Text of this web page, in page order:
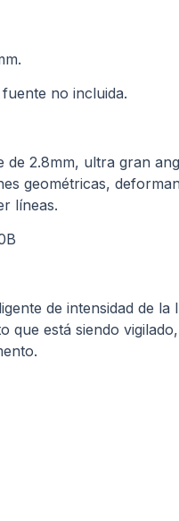
no incluida.
de 2.8mm, ultra gran
geométricas,
líneas.
de intensidad de
que está siendo